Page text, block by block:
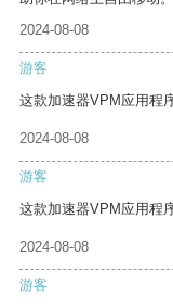
2024-08-08
游客
这款加速器VPM应用程
2024-08-08
游客
这款加速器VPM应用程
2024-08-08
游客